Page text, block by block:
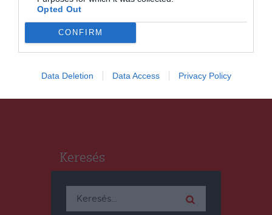
Opted Out
CONFIRM
Data Deletion Data Access Privacy Policy
GYERGYÓSZÉK
Pályázatíró képzést tartanak
Hargita megyében
Keresés
Keresés: